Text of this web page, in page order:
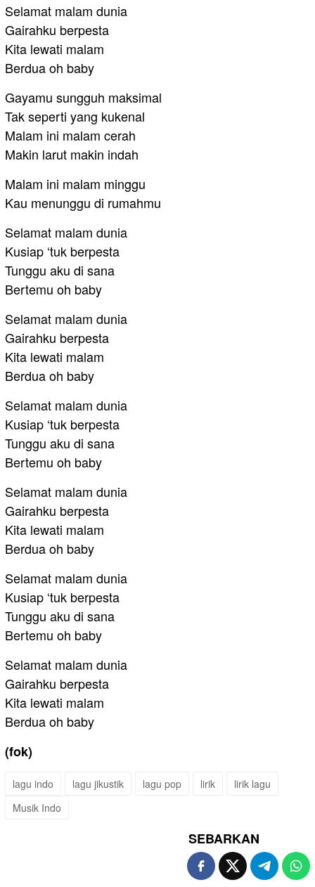
Selamat malam dunia
Gairahku berpesta
Kita lewati malam
Berdua oh baby
Gayamu sungguh maksimal
Tak seperti yang kukenal
Malam ini malam cerah
Makin larut makin indah
Malam ini malam minggu
Kau menunggu di rumahmu
Selamat malam dunia
Kusiap ‘tuk berpesta
Tunggu aku di sana
Bertemu oh baby
Selamat malam dunia
Gairahku berpesta
Kita lewati malam
Berdua oh baby
Selamat malam dunia
Kusiap ‘tuk berpesta
Tunggu aku di sana
Bertemu oh baby
Selamat malam dunia
Gairahku berpesta
Kita lewati malam
Berdua oh baby
Selamat malam dunia
Kusiap ‘tuk berpesta
Tunggu aku di sana
Bertemu oh baby
Selamat malam dunia
Gairahku berpesta
Kita lewati malam
Berdua oh baby
(fok)
lagu indo lagu jikustik lagu pop lirik
lirik lagu
Musik Indo
SEBARKAN